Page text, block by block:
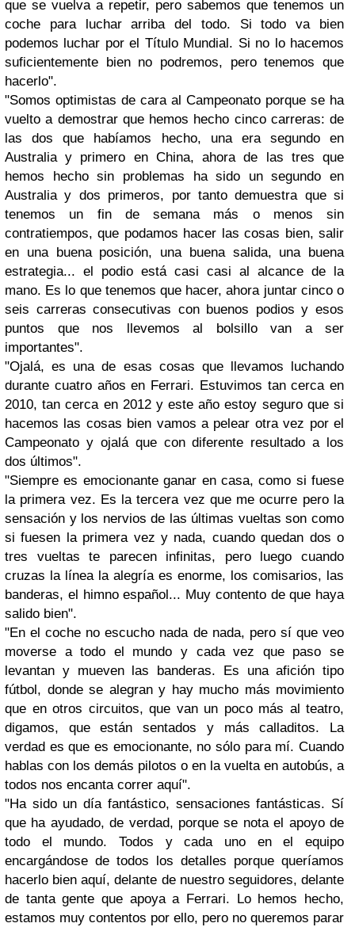
que se vuelva a repetir, pero sabemos que tenemos un
coche para luchar arriba del todo. Si todo va bien
podemos luchar por el Título Mundial. Si no lo hacemos
suficientemente bien no podremos, pero tenemos que
hacerlo".
"Somos optimistas de cara al Campeonato porque se ha
vuelto a demostrar que hemos hecho cinco carreras: de
las dos que habíamos hecho, una era segundo en
Australia y primero en China, ahora de las tres que
hemos hecho sin problemas ha sido un segundo en
Australia y dos primeros, por tanto demuestra que si
tenemos un fin de semana más o menos sin
contratiempos, que podamos hacer las cosas bien, salir
en una buena posición, una buena salida, una buena
estrategia... el podio está casi casi al alcance de la
mano. Es lo que tenemos que hacer, ahora juntar cinco o
seis carreras consecutivas con buenos podios y esos
puntos que nos llevemos al bolsillo van a ser
importantes".
"Ojalá, es una de esas cosas que llevamos luchando
durante cuatro años en Ferrari. Estuvimos tan cerca en
2010, tan cerca en 2012 y este año estoy seguro que si
hacemos las cosas bien vamos a pelear otra vez por el
Campeonato y ojalá que con diferente resultado a los
dos últimos".
"Siempre es emocionante ganar en casa, como si fuese
la primera vez. Es la tercera vez que me ocurre pero la
sensación y los nervios de las últimas vueltas son como
si fuesen la primera vez y nada, cuando quedan dos o
tres vueltas te parecen infinitas, pero luego cuando
cruzas la línea la alegría es enorme, los comisarios, las
banderas, el himno español... Muy contento de que haya
salido bien".
"En el coche no escucho nada de nada, pero sí que veo
moverse a todo el mundo y cada vez que paso se
levantan y mueven las banderas. Es una afición tipo
fútbol, donde se alegran y hay mucho más movimiento
que en otros circuitos, que van un poco más al teatro,
digamos, que están sentados y más calladitos. La
verdad es que es emocionante, no sólo para mí. Cuando
hablas con los demás pilotos o en la vuelta en autobús, a
todos nos encanta correr aquí".
"Ha sido un día fantástico, sensaciones fantásticas. Sí
que ha ayudado, de verdad, porque se nota el apoyo de
todo el mundo. Todos y cada uno en el equipo
encargándose de todos los detalles porque queríamos
hacerlo bien aquí, delante de nuestro seguidores, delante
de tanta gente que apoya a Ferrari. Lo hemos hecho,
estamos muy contentos por ello, pero no queremos parar